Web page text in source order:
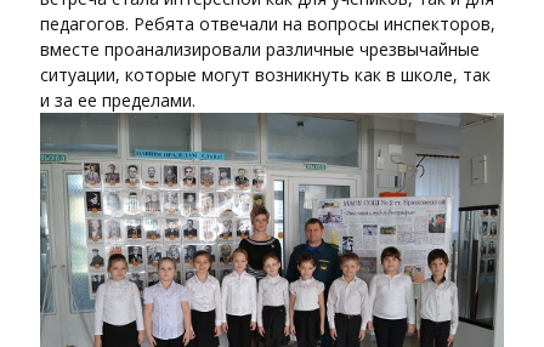
педагогов. Ребята отвечали на вопросы инспекторов,
вместе проанализировали различные чрезвычайные
ситуации, которые могут возникнуть как в школе, так
и за ее пределами.